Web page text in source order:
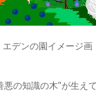
エデンの園イメージ画
の知識の木"が生え